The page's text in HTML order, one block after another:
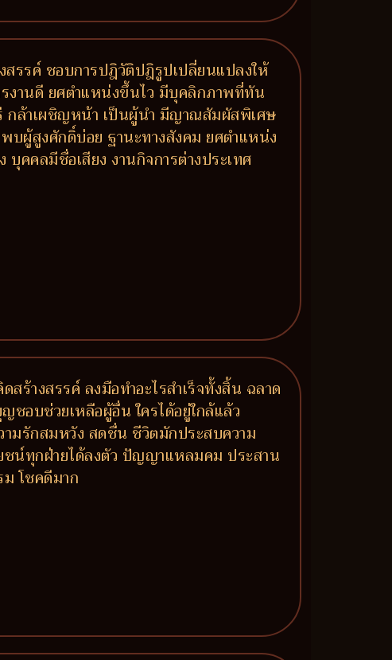
สรรค์ ชอบการปฎิวัติปฎิรูปเปลี่ยนแปลงให้
งานดี ยศตำแหน่งขึ้นไว มีบุคลิกภาพที่ทัน
กล้าเผชิญหน้า เป็นผู้นำ มีญาณสัมผัสพิเศษ
บผู้สูงศักดิ์บ่อย ฐานะทางสังคม ยศตำแหน่ง
คคลมีชื่อเสียง งานกิจการต่างประเทศ
ร้างสรรค์ ลงมือทำอะไรสำเร็จทั้งสิ้น ฉลาด
ชอบช่วยเหลือผู้อื่น ใครได้อยู่ใกล้แล้ว
ามรักสมหวัง สดชื่น ชีวิตมักประสบความ
ยชน์ทุกฝ่ายได้ลงตัว ปัญญาแหลมคม ประสาน
โชคดีมาก